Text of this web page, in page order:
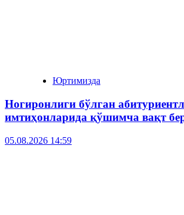
Юртимизда
Ногиронлиги бўлган
имтиҳонларида қўшимча вақт
05.08.2026 14:59